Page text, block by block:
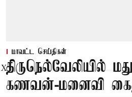
மாவட்ட செய்திகள்
திருநெல்வேலியில்
கணவன்-மனைவி
X